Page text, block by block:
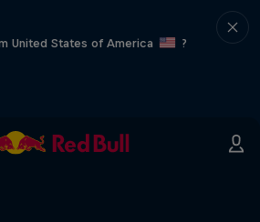
United States of America
?